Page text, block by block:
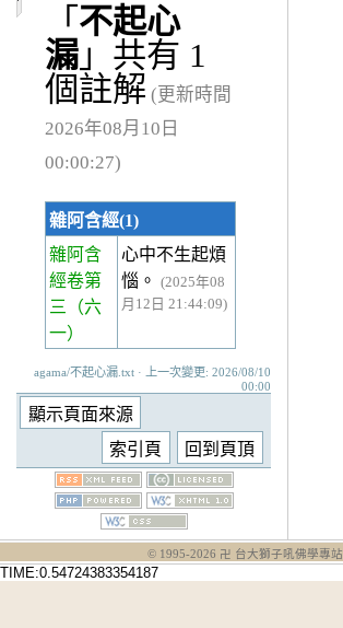
「 不起心
漏 」共有 1
個註解 (更新時間
2026年08月10日
00:00:27)
雜阿含經(1)
雜阿含
經卷第
三
（六
一）
心中不生起煩
惱。
(2025年08
月12日 21:44:09)
agama/不起心漏.txt · 上一次變更: 2026/08/10
00:00
© 1995-2026 卍 台大獅子吼佛學專站
TIME:0.54724383354187